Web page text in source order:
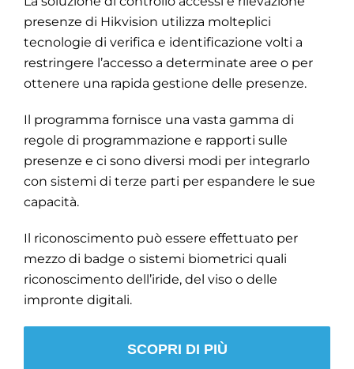
presenze di Hikvision utilizza molteplici
tecnologie di verifica e identificazione volti a
restringere l’accesso a determinate aree o per
ottenere una rapida gestione delle presenze.
Il programma fornisce una vasta gamma di
regole di programmazione e rapporti sulle
presenze e ci sono diversi modi per integrarlo
con sistemi di terze parti per espandere le sue
capacità.
Il riconoscimento può essere effettuato per
mezzo di badge o sistemi biometrici quali
riconoscimento dell’iride, del viso o delle
impronte digitali.
SCOPRI DI PIÙ